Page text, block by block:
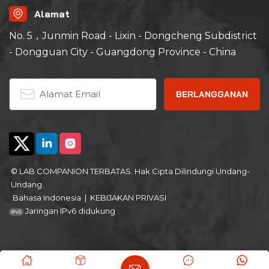
aman.
Alamat
No. 5，Junmin Road - Lixin - Dongcheng Subdistrict
- Dongguan City - Guangdong Province - China
© LAB COMPANION TERBATAS. Hak Cipta Dilindungi Undang-
Undang.
Bahasa Indonesia | KEBIJAKAN PRIVASI
Jaringan IPv6 didukung